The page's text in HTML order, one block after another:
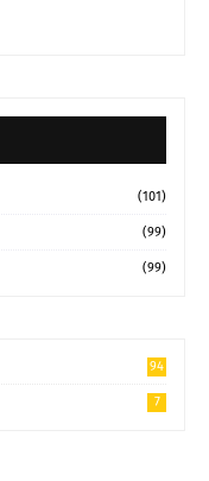
(101)
(99)
(99)
94
7